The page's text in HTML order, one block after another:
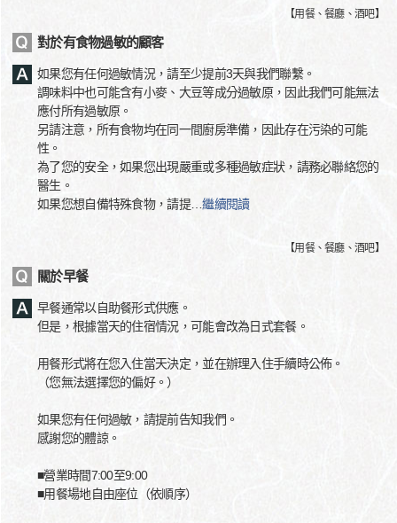
【用餐、餐廳、酒吧】
對於有食物過敏的顧客
如果您有任何過敏情況，請至少提前3天與我們聯繫。
調味料中也可能含有小麥、大豆等成分過敏原，因此我們可能無法
應付所有過敏原。
另請注意，所有食物均在同一間廚房準備，因此存在污染的可能
性。
為了您的安全，如果您出現嚴重或多種過敏症狀，請務必聯絡您的
醫生。
如果您想自備特殊食物，請提…繼續閱讀
【用餐、餐廳、酒吧】
關於早餐
早餐通常以自助餐形式供應。
但是，根據當天的住宿情況，可能會改為日式套餐。
用餐形式將在您入住當天決定，並在辦理入住手續時公佈。
（您無法選擇您的偏好。）
如果您有任何過敏，請提前告知我們。
感謝您的體諒。
■營業時間7:00至9:00
■用餐場地自由座位（依順序）